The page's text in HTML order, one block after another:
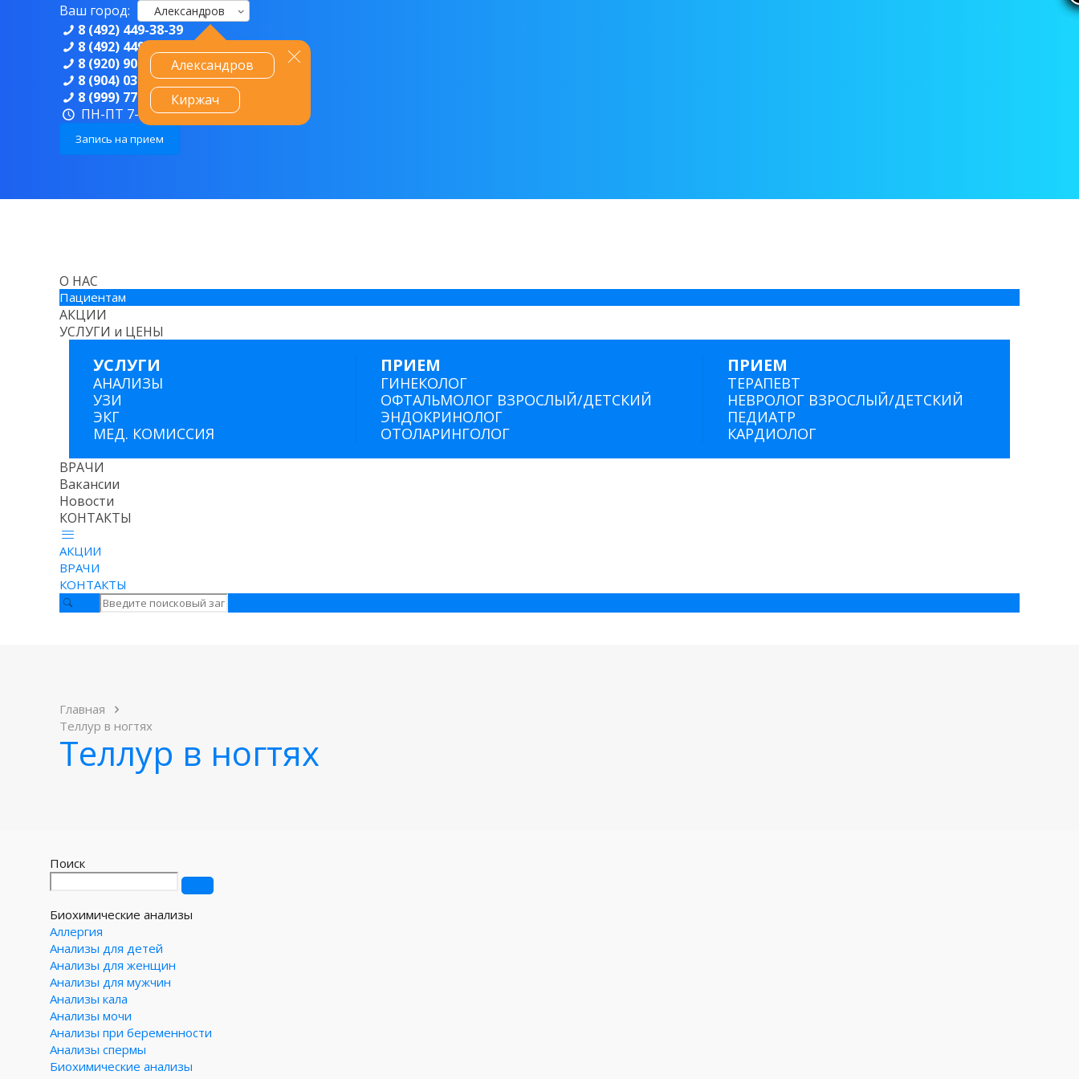
Ваш город: Александров
Александров
Киржач
8 (492) 449-38-39
8 (492) 449-82-29
8 (920) 906-83-80
8 (904) 039-67-68
8 (999) 774-89-94
ПН-ПТ 7-19, СБ 8-16, ВС 8-14
Запись на прием
О НАС
Пациентам
АКЦИИ
УСЛУГИ и ЦЕНЫ
УСЛУГИ
АНАЛИЗЫ
УЗИ
ЭКГ
МЕД. КОМИССИЯ
ПРИЕМ
ГИНЕКОЛОГ
ОФТАЛЬМОЛОГ ВЗРОСЛЫЙ/ДЕТСКИЙ
ЭНДОКРИНОЛОГ
ОТОЛАРИНГОЛОГ
ПРИЕМ
ТЕРАПЕВТ
НЕВРОЛОГ ВЗРОСЛЫЙ/ДЕТСКИЙ
ПЕДИАТР
КАРДИОЛОГ
ВРАЧИ
Вакансии
Новости
КОНТАКТЫ
АКЦИИ
ВРАЧИ
КОНТАКТЫ
Главная
Теллур в ногтях
Теллур в ногтях
Поиск
Биохимические анализы
Аллергия
Анализы для детей
Анализы для женщин
Анализы для мужчин
Анализы кала
Анализы мочи
Анализы при беременности
Анализы спермы
Биохимические анализы